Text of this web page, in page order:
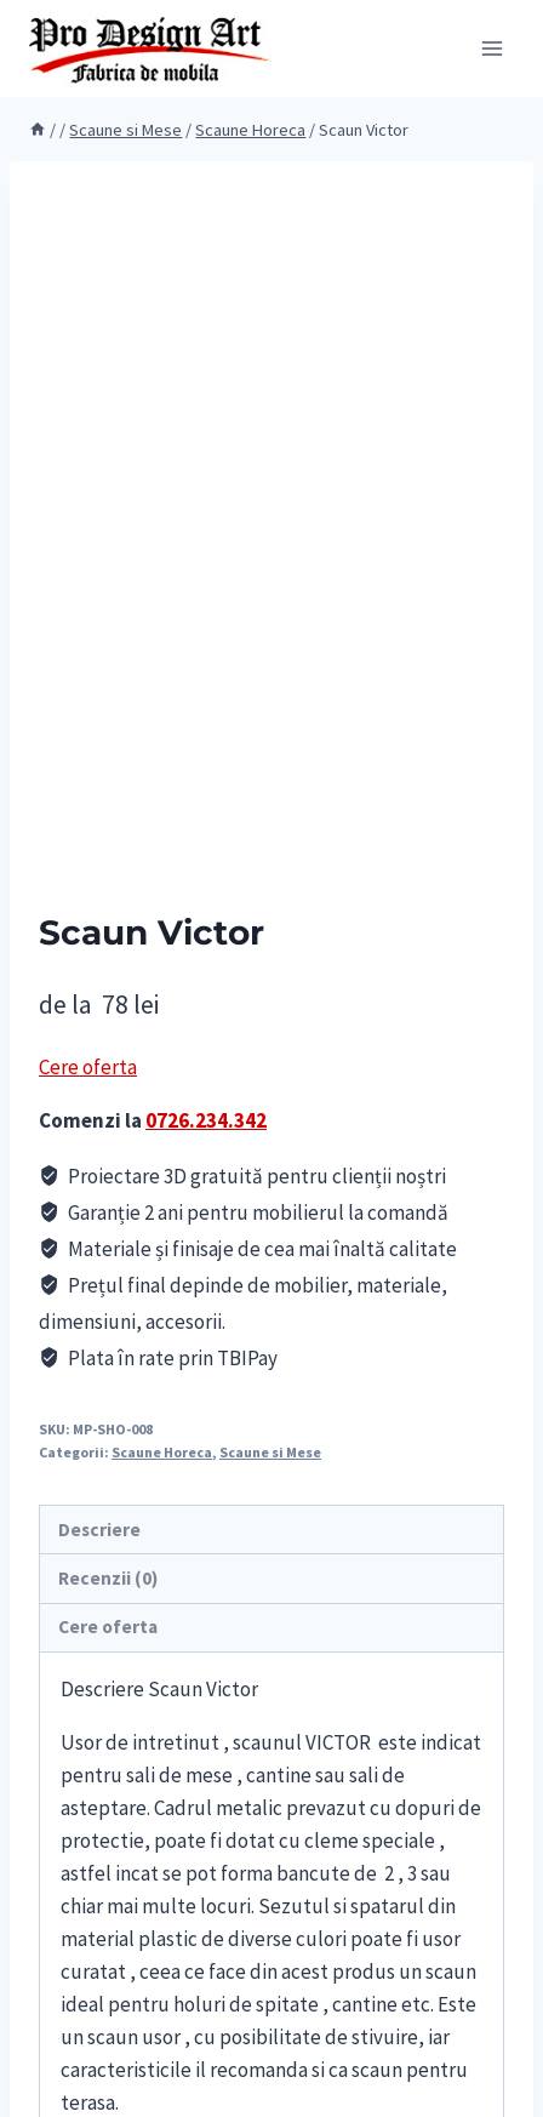
Skip
content
/ /Scaune si Mese /Scaune Horeca /Scaun Victor
Scaun Victor
de la 78 lei
Cere oferta
Comenzi la 0726.234.342
Proiectare 3D gratuită pentru clienții noștri
Garanție 2 ani pentru mobilierul la comandă
Materiale și finisaje de cea mai înaltă calitate
Prețul final depinde de mobilier, materiale,
dimensiuni, accesorii.
Plata în rate prin TBIPay
SKU: MP-SHO-008
Categorii: Scaune Horeca, Scaune si Mese
Descriere
Recenzii (0)
Cere oferta
Descriere Scaun Victor
Usor de intretinut , scaunul VICTOR este indicat
pentru sali de mese , cantine sau sali de
asteptare. Cadrul metalic prevazut cu dopuri de
protectie, poate fi dotat cu cleme speciale ,
astfel incat se pot forma bancute de 2 , 3 sau
chiar mai multe locuri. Sezutul si spatarul din
material plastic de diverse culori poate fi usor
curatat , ceea ce face din acest produs un scaun
ideal pentru holuri de spitate , cantine etc. Este
un scaun usor , cu posibilitate de stivuire, iar
caracteristicile il recomanda si ca scaun pentru
terasa.